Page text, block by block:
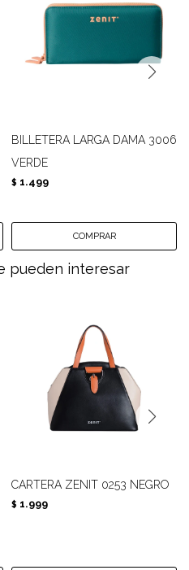
BILLETERA LARGA DAMA 3006
VERDE
$ 1.499
pueden interesar
CARTERA ZENIT 0253 NEGRO
$ 1.999